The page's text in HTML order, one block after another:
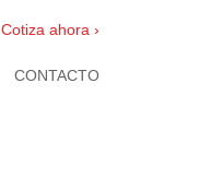
Cotiza ahora ›
CONTACTO